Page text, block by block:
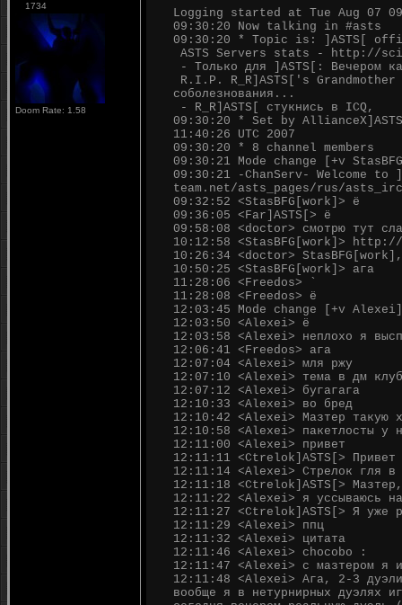
1734
Doom Rate: 1.58
Logging started at Tue Aug 07
09:30:20 Now talking in #asts
09:30:20 * Topic is: ]ASTS[
ASTS Servers stats - http://
- Только для ]ASTS[: Вечером
R.I.P. R_R]ASTS['s
соболезнования...
- R_R]ASTS[ стукнись в ICQ,
09:30:20 * Set by
11:40:26 UTC 2007
09:30:20 * 8 channel members
09:30:21 Mode change [+v
09:30:21 -ChanServ- Welcome
team.net/asts_pages/rus/
09:32:52 <StasBFG[work]> ё
09:36:05 <Far]ASTS[> ё
09:58:08 <doctor> смотрю тут
10:12:58 <StasBFG[work]>
10:26:34 <doctor>
10:50:25 <StasBFG[work]> ага
11:28:06 <Freedos> `
11:28:08 <Freedos> ё
12:03:45 Mode change [+v
12:03:50 <Alexei> ё
12:03:58 <Alexei> неплохо я
12:06:41 <Freedos> ага
12:07:04 <Alexei> мля ржу
12:07:10 <Alexei> тема в дм
12:07:12 <Alexei> бугагага
12:10:33 <Alexei> во бред
12:10:42 <Alexei> Мазтер такую
12:10:58 <Alexei> пакетлосты у
12:11:00 <Alexei> привет
12:11:11 <Ctrelok]ASTS[> Привет
12:11:14 <Alexei> Стрелок гля в
12:11:18 <Ctrelok]ASTS[>
12:11:22 <Alexei> я уссываюсь
12:11:27 <Ctrelok]ASTS[> Я уже
12:11:29 <Alexei> ппц
12:11:32 <Alexei> цитата
12:11:46 <Alexei> chocobo :
12:11:47 <Alexei> с мазтером я
12:11:48 <Alexei> Ага, 2-3 дуэли
вообще я в нетурнирных дуэлях